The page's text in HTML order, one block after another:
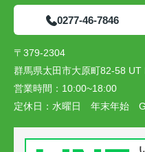
0277-46-7846
〒379-2304
群馬県太田市大原町82-58 UT
営業時間： 10:00~18:00
定休日： 水曜日 年末年始